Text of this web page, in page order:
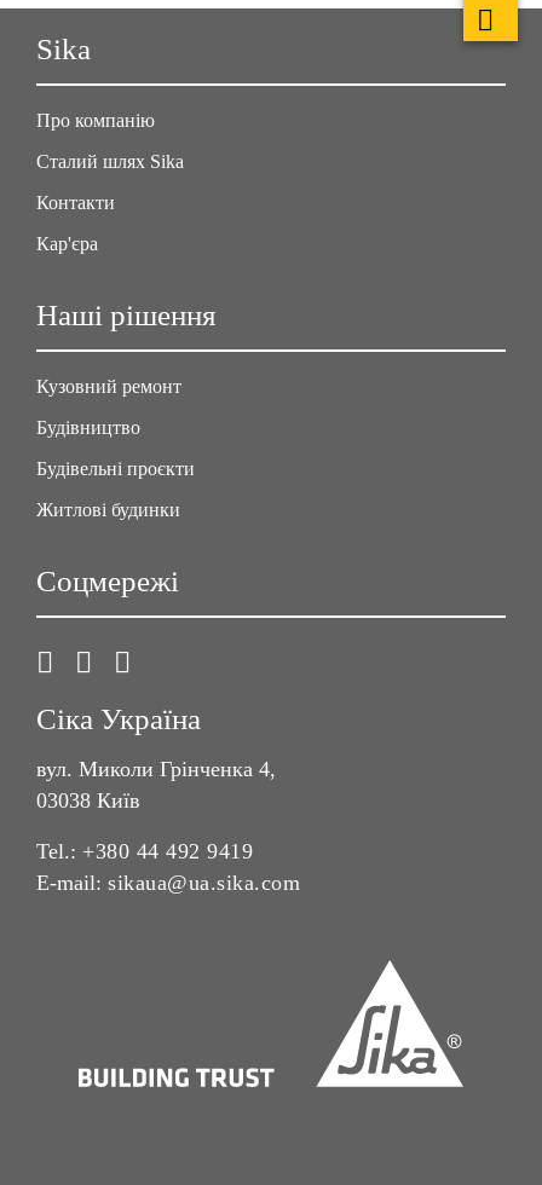
Sika
Про компанію
Сталий шлях Sika
Контакти
Кар'єра
Наші рішення
Кузовний ремонт
Будівництво
Будівельні проєкти
Житлові будинки
Соцмережі
Сіка Україна
вул. Миколи Грінченка 4,
03038 Київ
Tel.: +380 44 492 9419
E-mail: sikaua@ua.sika.com